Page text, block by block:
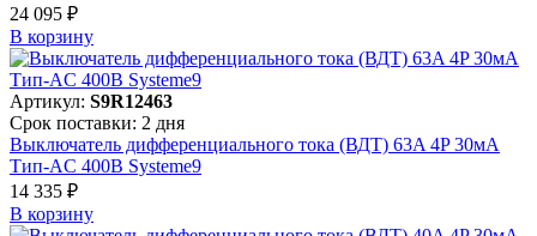
24 095 ₽
В корзинy
Артикул: S9R12463
Срок поставки: 2 дня
Выключатель дифференциального тока (ВДТ) 63A 4P 30мА
Тип-AC 400В Systeme9
14 335 ₽
В корзинy